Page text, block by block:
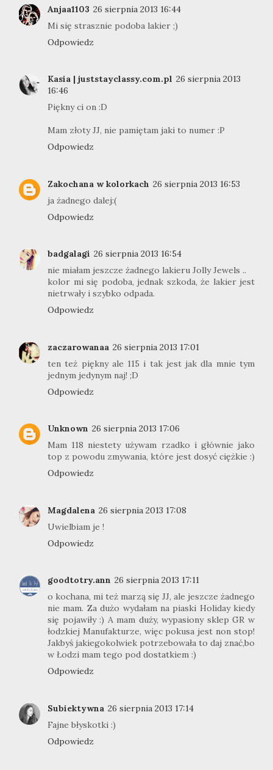
Anjaa1103 26 sierpnia 2013 16:44
Mi się strasznie podoba lakier ;)
Odpowiedz
Kasia | juststayclassy.com.pl 26 sierpnia 2013
16:46
Piękny ci on :D
Mam złoty JJ, nie pamiętam jaki to numer :P
Odpowiedz
Zakochana w kolorkach 26 sierpnia 2013 16:53
ja żadnego dalej:(
Odpowiedz
badgalagi 26 sierpnia 2013 16:54
nie miałam jeszcze żadnego lakieru Jolly Jewels ..
kolor mi się podoba, jednak szkoda, że lakier jest
nietrwały i szybko odpada.
Odpowiedz
zaczarowanaa 26 sierpnia 2013 17:01
ten też piękny ale 115 i tak jest jak dla mnie tym
jednym jedynym naj! ;D
Odpowiedz
Unknown 26 sierpnia 2013 17:06
Mam 118 niestety używam rzadko i głównie jako
top z powodu zmywania, które jest dosyć ciężkie :)
Odpowiedz
Magdalena 26 sierpnia 2013 17:08
Uwielbiam je !
Odpowiedz
goodtotry.ann 26 sierpnia 2013 17:11
o kochana, mi też marzą się JJ, ale jeszcze żadnego
nie mam. Za dużo wydałam na piaski Holiday kiedy
się pojawiły :) A mam duży, wypasiony sklep GR w
łodzkiej Manufakturze, więc pokusa jest non stop!
Jakbyś jakiegokolwiek potrzebowała to daj znać,bo
w Łodzi mam tego pod dostatkiem :)
Odpowiedz
Subiektywna 26 sierpnia 2013 17:14
Fajne błyskotki :)
Odpowiedz